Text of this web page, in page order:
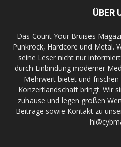
ÜBER
Das Count Your Bruises
Punkrock, Hardcore und Metal.
seine Leser nicht nur
durch Einbindung moderner
Mehrwert bietet und
Konzertlandschaft bringt. Wir
zuhause und legen großen
Beiträge sowie Kontakt zu